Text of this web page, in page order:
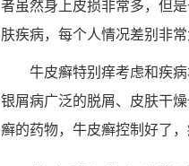
者虽然身上皮损非常多，但
肤疾病，每个人情况差别非
牛皮癣特别痒考虑和疾
银屑病广泛的脱屑、皮肤干
癣的药物，牛皮癣控制好了，